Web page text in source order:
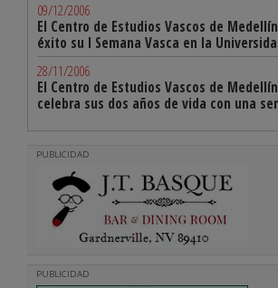
09/12/2006
El Centro de Estudios Vascos de
éxito su I Semana Vasca en la
28/11/2006
El Centro de Estudios Vascos de
celebra sus dos años de vida con una
PUBLICIDAD
PUBLICIDAD